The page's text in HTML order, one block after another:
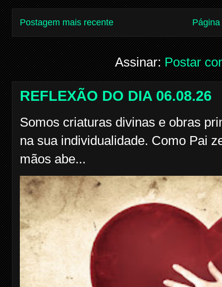
Postagem mais recente
Assinar:Postar
REFLEXÃO DO DIA 06.08.26
Somos criaturas divinas e obras
na sua individualidade. Como Pai
mãos abe...